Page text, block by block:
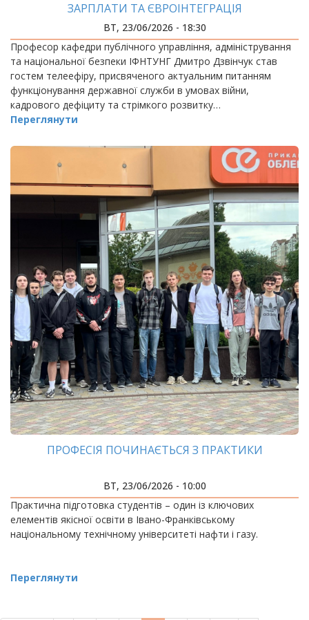
ЗАРПЛАТИ ТА ЄВРОІНТЕГРАЦІЯ
ВТ, 23/06/2026 - 18:30
Професор кафедри публічного управління, адміністрування
та національної безпеки ІФНТУНГ Дмитро Дзвінчук став
гостем телеефіру, присвяченого актуальним питанням
функціонування державної служби в умовах війни,
кадрового дефіциту та стрімкого розвитку…
Переглянути
ПРОФЕСІЯ ПОЧИНАЄТЬСЯ З ПРАКТИКИ
ВТ, 23/06/2026 - 10:00
Практична підготовка студентів – один із ключових
елементів якісної освіти в Івано-Франківському
національному технічному університеті нафти і газу.
Переглянути